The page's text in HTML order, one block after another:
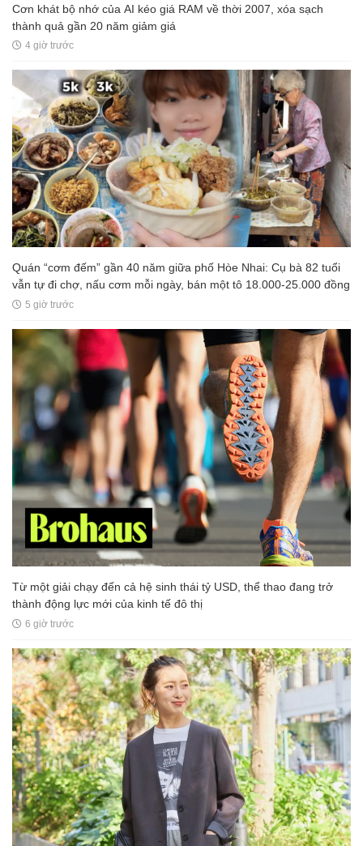
Cơn khát bộ nhớ của AI kéo giá RAM về thời 2007, xóa sạch
thành quả gần 20 năm giảm giá
4 giờ trước
Quán “cơm đếm” gần 40 năm giữa phố Hòe Nhai: Cụ bà 82 tuổi
vẫn tự đi chợ, nấu cơm mỗi ngày, bán một tô 18.000-25.000 đồng
5 giờ trước
Từ một giải chạy đến cả hệ sinh thái tỷ USD, thể thao đang trở
thành động lực mới của kinh tế đô thị
6 giờ trước